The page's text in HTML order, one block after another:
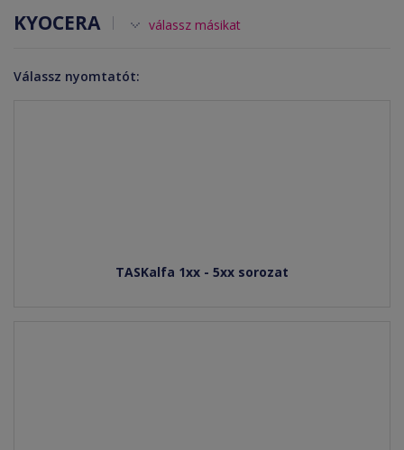
KYOCERA válassz másikat
Válassz nyomtatót:
TASKalfa 1xx - 5xx sorozat